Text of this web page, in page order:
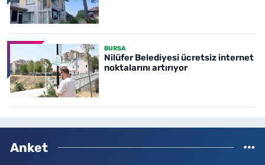
BURSA
Nilüfer Belediyesi ücretsiz internet
noktalarını artırıyor
Anket